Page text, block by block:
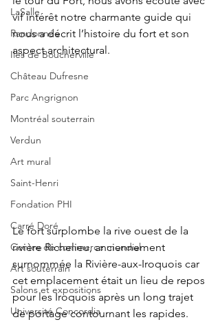
LaSalle
Randonnée
Iles de Boucherville
Château Dufresne
Parc Angrignon
Montréal souterrain
Verdun
Art mural
Saint-Henri
Fondation PHI
Carré Doré
Centre de commerce mondial
Art souterrain
Salons et expositions
Université Concordia
vif intérêt notre charmante guide qui
nous a décrit l’histoire du fort et son
aspect architectural.
Le fort surplombe la rive ouest de la
rivière Richelieu, anciennement
surnommée la Rivière-aux-Iroquois car
cet emplacement était un lieu de repos
pour les Iroquois après un long trajet
de portage contournant les rapides.